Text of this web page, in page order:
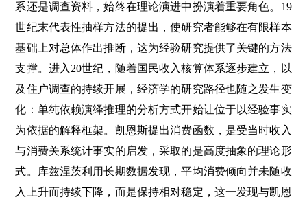
系还是调查资料，始终在理论演进中扮演着重要角色。19
世纪末代表性抽样方法的提出，使研究者能够在有限样本
基础上对总体作出推断，这为经验研究提供了关键的方法
支撑。进入20世纪，随着国民收入核算体系逐步建立，以
及住户调查的持续开展，经济学的研究路径也随之发生变
化：单纯依赖演绎推理的分析方式开始让位于以经验事实
为依据的解释框架。凯恩斯提出消费函数，是受当时收入
与消费关系统计事实的启发，采取的是高度抽象的理论形
式。库兹涅茨利用长期数据发现，平均消费倾向并未随收
入上升而持续下降，而是保持相对稳定，这一发现与凯恩